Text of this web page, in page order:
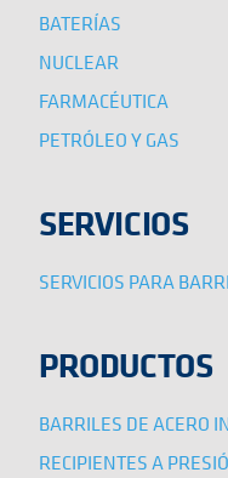
BATERÍAS
NUCLEAR
FARMACÉUTICA
PETRÓLEO Y GAS
SERVICIOS
SERVICIOS PARA
PRODUCTOS
BARRILES DE ACERO
RECIPIENTES A